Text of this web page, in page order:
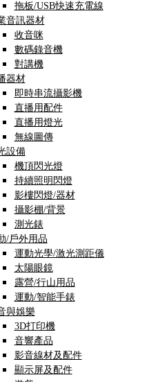
拖板/USB快速充電線
音訊器材
收音咪
數碼錄音機
對講機
器材
即時串流攝影機
直播用配件
直播用燈光
無線圖傳
設備
機頂閃光燈
持續照明閃燈
影樓閃燈/器材
攝影棚/背景
測光錶
/戶外用品
運動光學/激光測距儀
太陽眼鏡
露營/行山用品
運動/智能手錶
與娛樂
3D打印機
音響產品
影音線材及配件
顯示屏及配件